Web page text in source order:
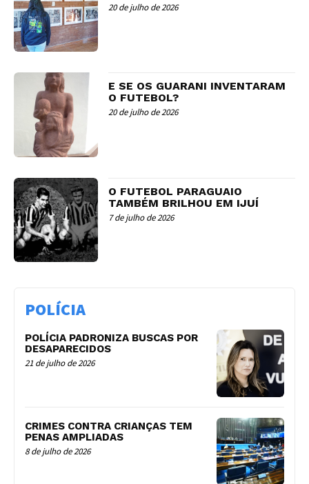
20 de julho de 2026
E SE OS GUARANI INVENTARAM
O FUTEBOL?
20 de julho de 2026
O FUTEBOL PARAGUAIO
TAMBÉM BRILHOU EM IJUÍ
7 de julho de 2026
POLÍCIA
POLÍCIA PADRONIZA BUSCAS POR
DESAPARECIDOS
21 de julho de 2026
CRIMES CONTRA CRIANÇAS TEM
PENAS AMPLIADAS
8 de julho de 2026